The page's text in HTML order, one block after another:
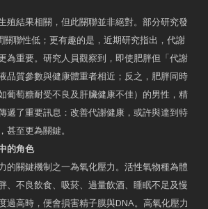
殖結果相關，但此關聯並非絕對。部分研究發
關聯性低；更有趣的是，近期研究指出，代謝
為重要。研究人員觀察到，即使肥胖但「代謝
品質參數與健康體重者相近；反之，肥胖同時
葡萄糖耐受不良及肝臟健康不佳）的男性，精
遞了重要訊息：改善代謝健康，或許與達到特
甚至更為關鍵。
的角色
的關鍵機制之一為氧化壓力。活性氧物種為體
、不良飲食、吸菸、過量飲酒、睡眠不足及慢
過高時，便會損害精子膜與DNA。高氧化壓力